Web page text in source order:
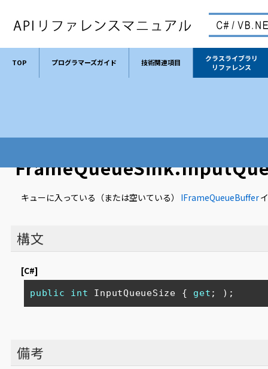
TOP プログラマーズガイド 技術関連項目
クラスライブラリ
リファレンス
キューに入っている（または空いている） IFrameQueueBuffer
構文
[C#]
public int InputQueueSize { get ; );
備考